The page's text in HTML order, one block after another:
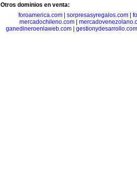
Otros dominios en venta:
foroamerica.com
sorpresasyregalos.com
mercadochileno.com
ganedineroenlaweb.com
gestionydesarrollo.com